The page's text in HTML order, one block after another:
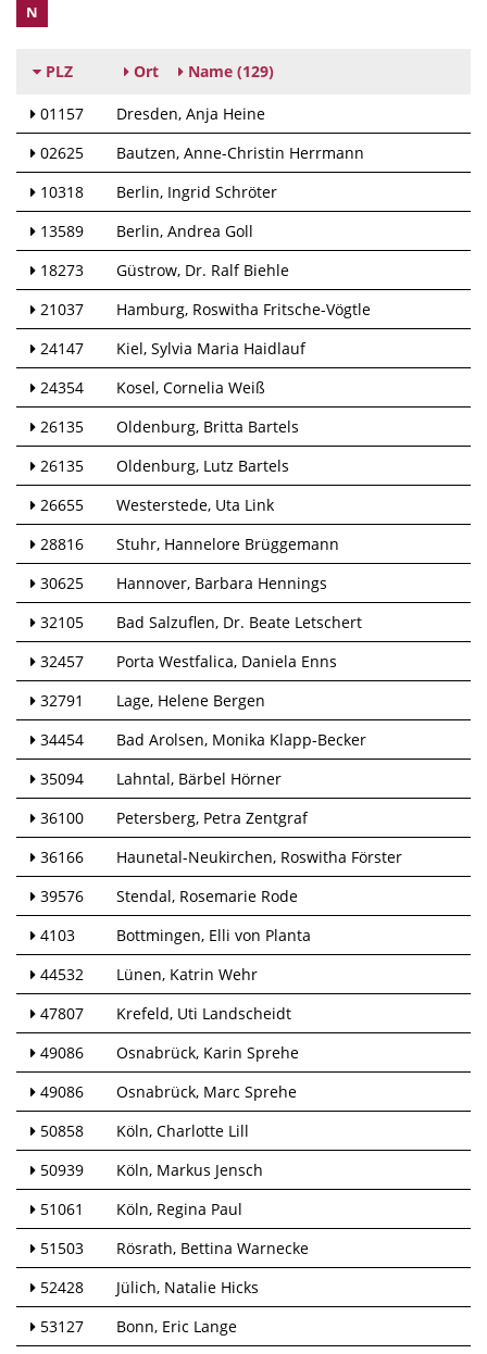
N
PLZ Ort Name (129)
01157 Dresden Anja Heine
02625
Bautzen Anne-Christin Herrmann
10318
Berlin Ingrid Schröter
13589
Berlin Andrea Goll
18273
Güstrow Dr. Ralf Biehle
21037
Hamburg Roswitha Fritsche-Vögtle
24147
Kiel Sylvia Maria Haidlauf
24354
Kosel Cornelia Weiß
26135
Oldenburg Britta Bartels
26135
Oldenburg Lutz Bartels
26655
Westerstede Uta Link
28816
Stuhr Hannelore Brüggemann
30625
Hannover Barbara Hennings
32105
Bad Salzuflen Dr. Beate Letschert
32457
Porta Westfalica Daniela Enns
32791
Lage Helene Bergen
34454
Bad Arolsen Monika Klapp-Becker
35094
Lahntal Bärbel Hörner
36100
Petersberg Petra Zentgraf
36166
Haunetal-Neukirchen Roswitha Förster
39576
Stendal Rosemarie Rode
4103
Bottmingen Elli von Planta
44532
Lünen Katrin Wehr
47807
Krefeld Uti Landscheidt
49086
Osnabrück Karin Sprehe
49086
Osnabrück Marc Sprehe
50858
Köln Charlotte Lill
50939
Köln Markus Jensch
51061
Köln Regina Paul
51503
Rösrath Bettina Warnecke
52428
Jülich Natalie Hicks
53127
Bonn Eric Lange